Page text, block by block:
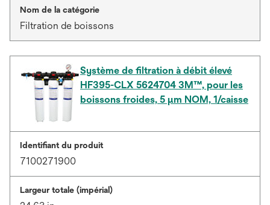
Nom de la catégorie
Filtration de boissons
Système de filtration à débit élevé
HF395-CLX 5624704 3M™, pour les
boissons froides, 5 µm NOM, 1/caisse
Identifiant du produit
7100271900
Largeur totale (impérial)